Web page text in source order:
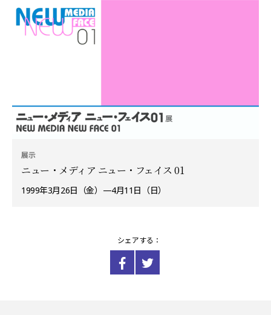
展示
ニュー・メディア ニュー・フェイス 01
1999年3月26日（金）—4月11日（日）
シェアする：